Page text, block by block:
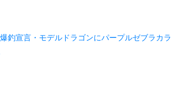
釣宣言・モデルドラゴンにパープルゼブラカラ